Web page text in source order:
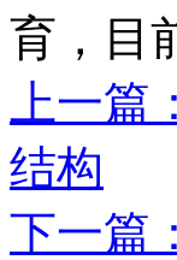
育，目
上一
结构
下一篇